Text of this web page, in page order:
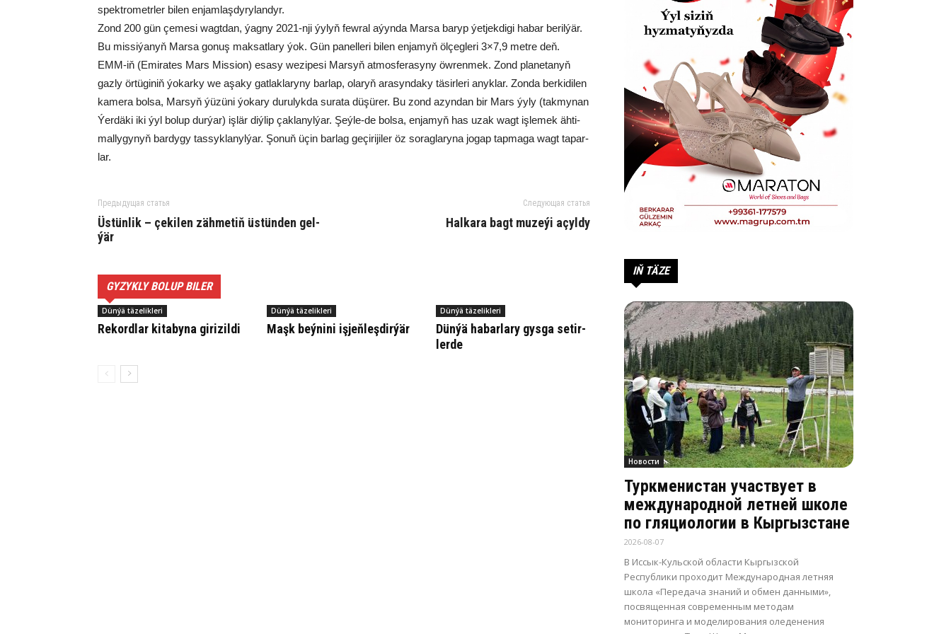
spekt­ro­metr­ler bi­len en­jam­laş­dy­ry­lan­dyr.
Zon­d 200 gün çemesi wagtdan, ýagny 2021-nji ýy­lyň few­ral aýyn­da Mar­sa ba­ryp ýet­jek­di­gi ha­bar be­ril­ýär.
Bu mis­si­ýa­nyň Mar­sa go­nuş mak­sat­la­ry ýok. Gün pa­nel­le­ri bi­len en­ja­myň öl­çeg­le­ri 3×7,9 met­re deň.
EMM-iň (Emi­ra­tes Mars Mis­si­on) esa­sy we­zi­pe­si Mar­syň at­mos­fe­ra­sy­ny öw­ren­mek. Zond pla­ne­ta­nyň
gaz­ly ör­tü­gi­niň ýo­kar­ky we aşa­ky gat­lak­la­ry­ny bar­lap, ola­ryň ara­syn­da­ky tä­sir­le­ri anyk­lar. Zon­da ber­ki­di­len
ka­me­ra bol­sa, Mar­syň ýü­zü­ni ýo­ka­ry durulykda su­ra­ta dü­şü­rer. Bu zond azyndan bir Mars ýy­ly (tak­my­nan
Ýe­rdäki iki ýy­l bolup durýar) iş­lär diý­lip çak­la­nyl­ýar. Şeý­le-de bol­sa, en­ja­myň has uzak wagt iş­le­mek äh­ti­
mal­ly­gy­nyň bar­dy­gy tas­syk­la­nyl­ýar. Şo­nuň üçin bar­lag ge­çi­ri­ji­ler öz so­rag­la­ry­na jo­gap tap­ma­ga wagt ta­par­
lar.
Предыдущая статья
Üs­tün­lik – çe­ki­len zäh­me­tiň üs­tün­den gel­
ýär
Следующая статья
Hal­ka­ra bagt mu­ze­ýi açyl­dy
GYZYKLY BOLUP BILER
Dünýä täzelikleri
Re­kord­lar ki­ta­by­na gi­ri­zil­di
Dünýä täzelikleri
Maşk beý­ni­ni iş­jeň­leş­dir­ýär
Dünýä täzelikleri
Dün­ýä ha­bar­la­ry gys­ga se­tir­
ler­de
IŇ TÄZE
Новости
Туркменистан участвует в
международной летней школе
по гляциологии в Кыргызстане
2026-08-07
В Иссык-Кульской области Кыргызской
Республики проходит Международная летняя
школа «Передача знаний и обмен данными»,
посвященная современным методам
мониторинга и моделирования оледенения